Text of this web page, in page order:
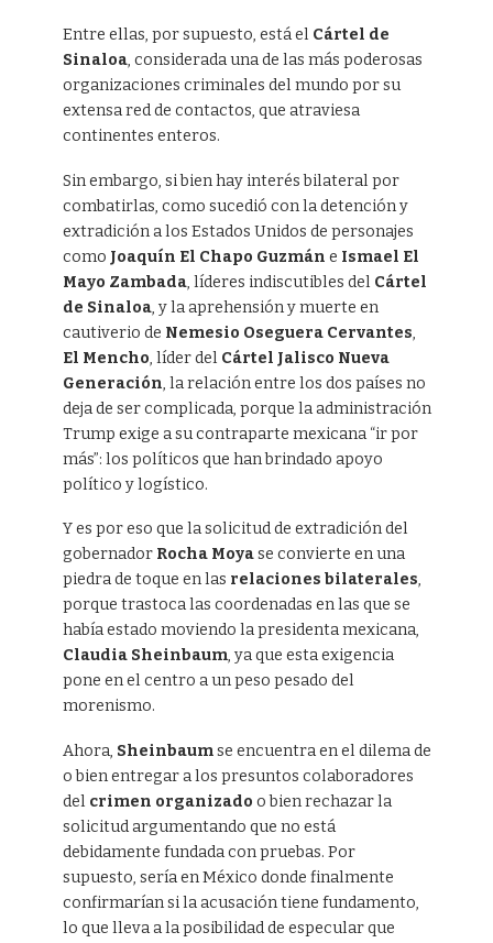
Entre ellas, por supuesto, está el Cártel de
Sinaloa, considerada una de las más poderosas
organizaciones criminales del mundo por su
extensa red de contactos, que atraviesa
continentes enteros.
Sin embargo, si bien hay interés bilateral por
combatirlas, como sucedió con la detención y
extradición a los Estados Unidos de personajes
como Joaquín El Chapo Guzmán e Ismael El
Mayo Zambada, líderes indiscutibles del Cártel
de Sinaloa, y la aprehensión y muerte en
cautiverio de Nemesio Oseguera Cervantes,
El Mencho, líder del Cártel Jalisco Nueva
Generación, la relación entre los dos países no
deja de ser complicada, porque la administración
Trump exige a su contraparte mexicana “ir por
más”: los políticos que han brindado apoyo
político y logístico.
Y es por eso que la solicitud de extradición del
gobernador Rocha Moyase convierte en una
piedra de toque en las relaciones bilaterales,
porque trastoca las coordenadas en las que se
había estado moviendo la presidenta mexicana,
Claudia Sheinbaum, ya que esta exigencia
pone en el centro a un peso pesado del
morenismo.
Ahora, Sheinbaumse encuentra en el dilema de
o bien entregar a los presuntos colaboradores
del crimen organizado o bien rechazar la
solicitud argumentando que no está
debidamente fundada con pruebas. Por
supuesto, sería en México donde finalmente
confirmarían si la acusación tiene fundamento,
lo que lleva a la posibilidad de especular que